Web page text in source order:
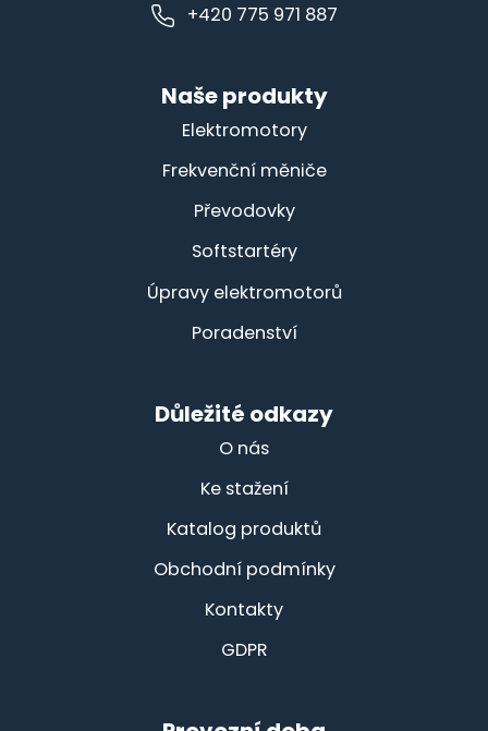
+420 775 971 887
Naše produkty
Elektromotory
Frekvenční měniče
Převodovky
Softstartéry
Úpravy elektromotorů
Poradenství
Důležité odkazy
O nás
Ke stažení
Katalog produktů
Obchodní podmínky
Kontakty
GDPR